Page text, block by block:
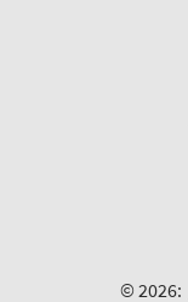
© 2026: